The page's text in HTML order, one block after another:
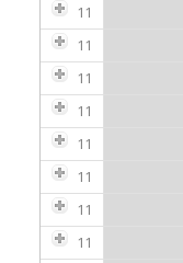
11
11
11
11
11
11
11
11